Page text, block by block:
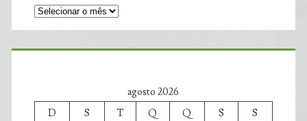
agosto 2026
D
S T Q Q S
S